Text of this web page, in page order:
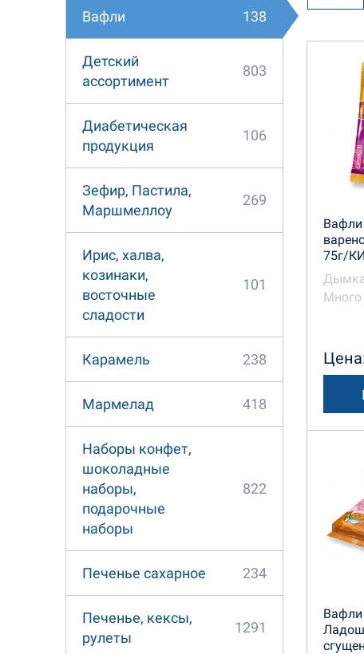
Вафли 138
Детский
ассортимент
803
Диабетическая
продукция
106
Зефир, Пастила,
Маршмеллоу
269
Ирис, халва,
козинаки,
восточные
сладости
101
Карамель 238
Мармелад 418
Наборы конфет,
шоколадные
наборы,
подарочные
наборы
822
Печенье сахарное 234
Печенье, кексы,
рулеты
1291
Вафли
75г/
Много